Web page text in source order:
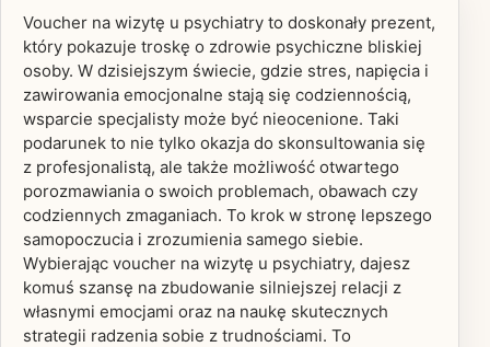
Voucher na wizytę u psychiatry to doskonały prezent,
który pokazuje troskę o zdrowie psychiczne bliskiej
osoby. W dzisiejszym świecie, gdzie stres, napięcia i
zawirowania emocjonalne stają się codziennością,
wsparcie specjalisty może być nieocenione. Taki
podarunek to nie tylko okazja do skonsultowania się
z profesjonalistą, ale także możliwość otwartego
porozmawiania o swoich problemach, obawach czy
codziennych zmaganiach. To krok w stronę lepszego
samopoczucia i zrozumienia samego siebie.
Wybierając voucher na wizytę u psychiatry, dajesz
komuś szansę na zbudowanie silniejszej relacji z
własnymi emocjami oraz na naukę skutecznych
strategii radzenia sobie z trudnościami. To